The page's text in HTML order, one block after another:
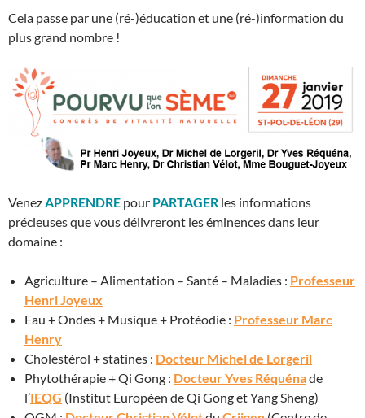
Cela passe par une (ré-)éducation et une (ré-)information du
plus grand nombre !
VenezAPPRENDRE pour PARTAGER les informations
précieuses que vous délivreront les éminences dans leur
domaine :
Agriculture – Alimentation – Santé – Maladies : Professeur
Henri Joyeux
Eau + Ondes + Musique + Protéodie : Professeur Marc
Henry
Cholestérol + statines : Docteur Michel de Lorgeril
Phytothérapie + Qi Gong : Docteur Yves Réquénade
l’IEQG (Institut Européen de Qi Gong et Yang Sheng)